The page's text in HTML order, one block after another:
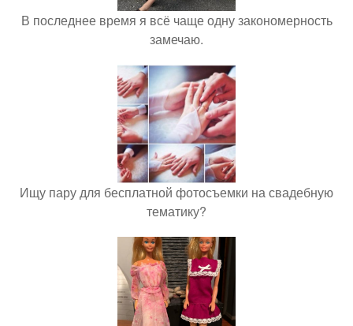
В последнее время я всё чаще одну закономерность
замечаю.
Ищу пару для бесплатной фотосъемки на свадебную
тематику?